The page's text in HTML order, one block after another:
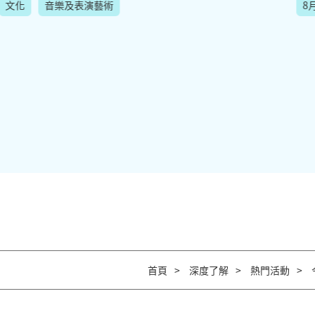
文化 音樂及表演藝術 8
首頁 深度了解 熱門活動